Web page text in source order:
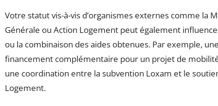
Votre statut vis-à-vis d’organismes externes comme la
Générale ou Action Logement peut également
ou la combinaison des aides obtenues. Par exemple,
financement complémentaire pour un projet de
une coordination entre la subvention Loxam et le
Logement.